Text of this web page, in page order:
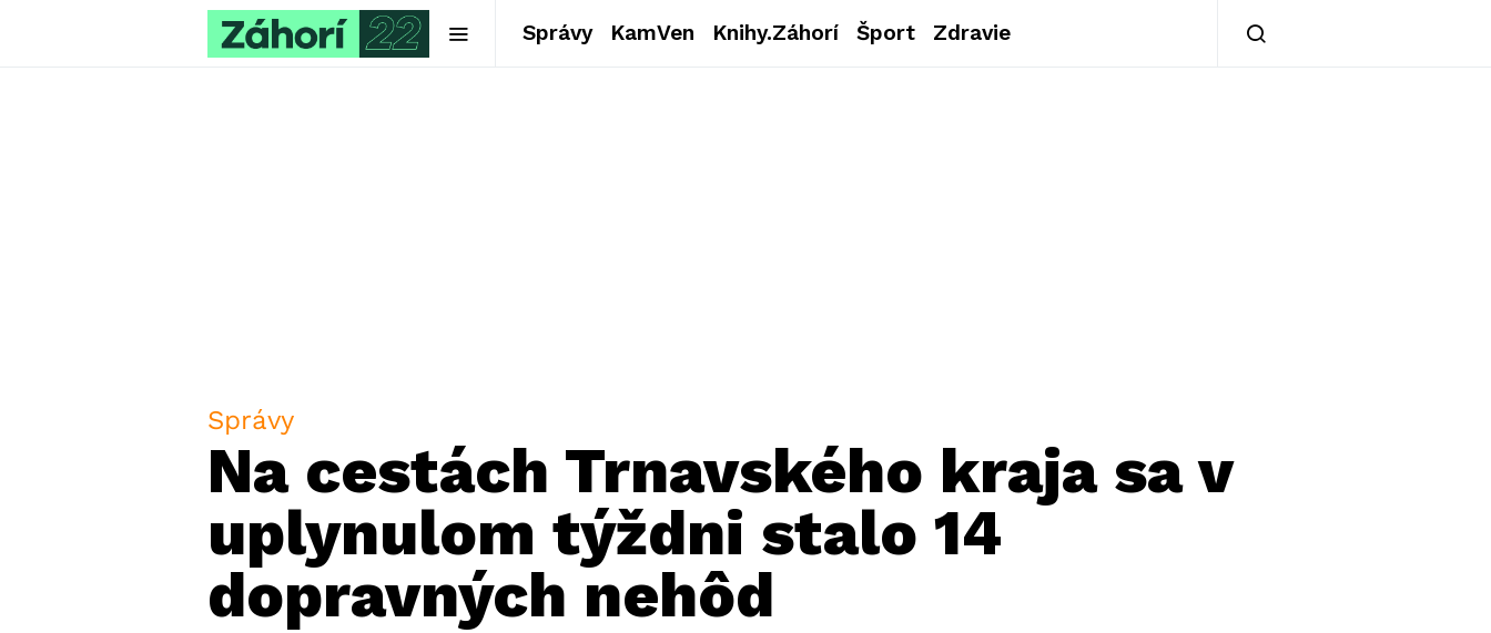
Správy KamVen Knihy.Záhorí Šport Zdravie
Správy
Na cestách Trnavského kraja sa v
uplynulom týždni stalo 14
dopravných nehôd